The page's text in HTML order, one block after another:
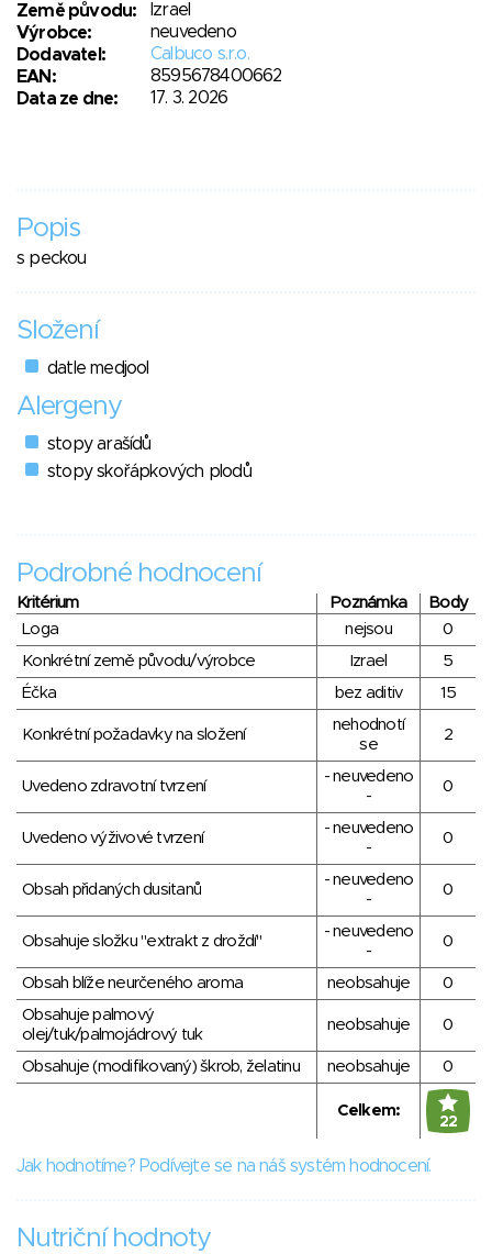
Země původu:
Izrael
Výrobce:
neuvedeno
Dodavatel:
Calbuco s.r.o.
EAN:
8595678400662
Data ze dne:
17. 3. 2026
Popis
s peckou
Složení
datle medjool
Alergeny
stopy arašídů
stopy skořápkových plodů
Podrobné hodnocení
Kritérium Poznámka
Body
Loga
nejsou
0
Konkrétní země původu/výrobce
Izrael
5
Éčka
bez aditiv 15
Konkrétní požadavky na složení
nehodnotí
se
2
Uvedeno zdravotní tvrzení
- neuvedeno
-
0
Uvedeno výživové tvrzení
- neuvedeno
-
0
Obsah přidaných dusitanů
- neuvedeno
-
0
Obsahuje složku "extrakt z droždí"
- neuvedeno
-
0
Obsah blíže neurčeného aroma neobsahuje
0
Obsahuje palmový
olej/tuk/palmojádrový tuk
neobsahuje 0
Obsahuje (modifikovaný) škrob, želatinu neobsahuje 0
Celkem:
22
Jak hodnotíme? Podívejte se na náš systém hodnocení.
Nutriční hodnoty